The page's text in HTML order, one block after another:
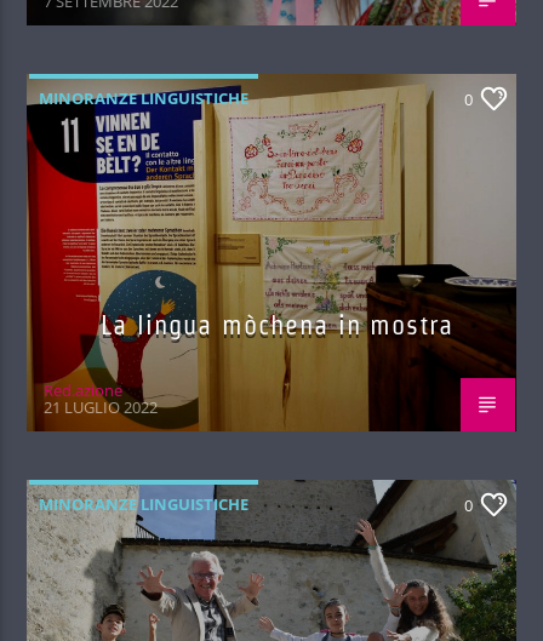
MINORANZE LINGUISTICHE 0
La lingua mòchena in mostra
Red.azione
21 LUGLIO 2022
MINORANZE LINGUISTICHE 0